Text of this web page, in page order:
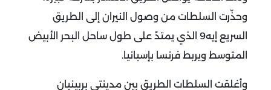
وحذّرت السلطات من وصول النيران إلى الطريق
السريع إيه9 الذي يمتدّ على طول ساحل البحر الأبيض
المتوسط ويربط فرنسا بإسبانيا.
وأغلقت السلطات الطريق بين مدينتي بربينيان